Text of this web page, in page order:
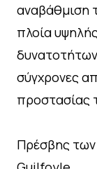
αναβάθμιση
πλοία
σύγχρονες
προστασίας
Πρέσβης